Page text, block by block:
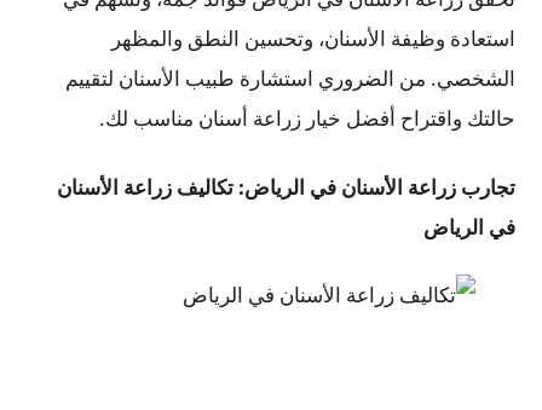
استعادة وظيفة الأسنان، وتحسين النطق والمظهر
الشخصي. من الضروري استشارة طبيب الأسنان لتقييم
حالتك واقتراح أفضل خيار زراعة أسنان مناسب لك.
تجارب زراعة الأسنان في الرياض: تكاليف زراعة الأسنان
في الرياض